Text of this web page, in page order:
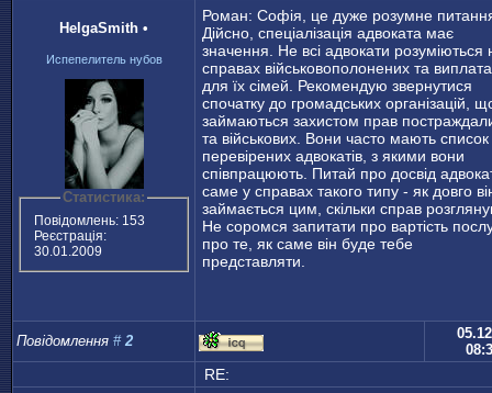
HelgaSmith •
Испепелитель нубов
Статистика:
Повідомлень: 153
Реєстрація:
30.01.2009
Роман: Софія, це дуже розумне
Дійсно, спеціалізація адвоката має
значення. Не всі адвокати розуміються
справах військовополонених та
для їх сімей. Рекомендую звернутися
спочатку до громадських організацій,
займаються захистом прав
та військових. Вони часто мають список
перевірених адвокатів, з якими вони
співпрацюють. Питай про досвід
саме у справах такого типу - як довго
займається цим, скільки справ
Не соромся запитати про вартість
про те, як саме він буде тебе
представляти.
Повідомлення # 2
RE: